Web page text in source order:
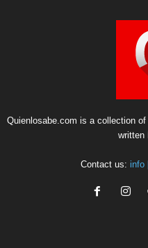
Quienlosabe.com is a collection
written
Contact us: info